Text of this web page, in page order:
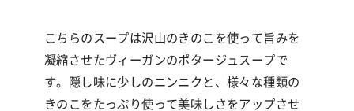
こちらのスープは沢山のきのこを使って旨みを
凝縮させたヴィーガンのポタージュスープで
す。隠し味に少しのニンニクと、様々な種類の
きのこをたっぷり使って美味しさをアップさせ